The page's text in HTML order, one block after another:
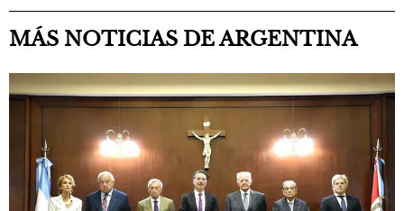
MÁS NOTICIAS DE ARGENTINA